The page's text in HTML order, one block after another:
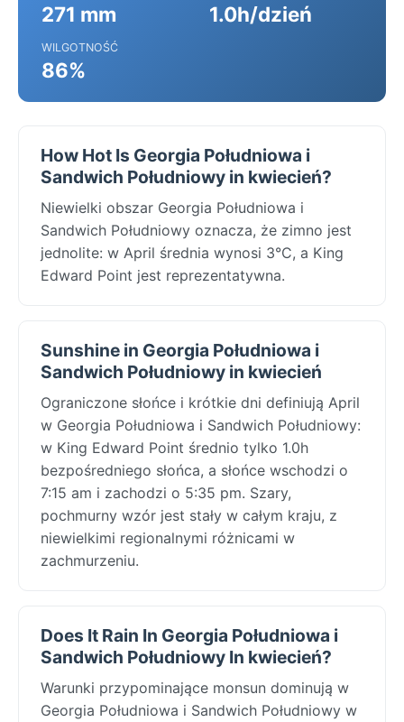
271 mm 1.0h/dzień
WILGOTNOŚĆ
86%
How Hot Is Georgia Południowa i
Sandwich Południowy in kwiecień?
Niewielki obszar Georgia Południowa i
Sandwich Południowy oznacza, że zimno jest
jednolite: w April średnia wynosi 3°C, a King
Edward Point jest reprezentatywna.
Sunshine in Georgia Południowa i
Sandwich Południowy in kwiecień
Ograniczone słońce i krótkie dni definiują April
w Georgia Południowa i Sandwich Południowy:
w King Edward Point średnio tylko 1.0h
bezpośredniego słońca, a słońce wschodzi o
7:15 am i zachodzi o 5:35 pm. Szary,
pochmurny wzór jest stały w całym kraju, z
niewielkimi regionalnymi różnicami w
zachmurzeniu.
Does It Rain In Georgia Południowa i
Sandwich Południowy In kwiecień?
Warunki przypominające monsun dominują w
Georgia Południowa i Sandwich Południowy w